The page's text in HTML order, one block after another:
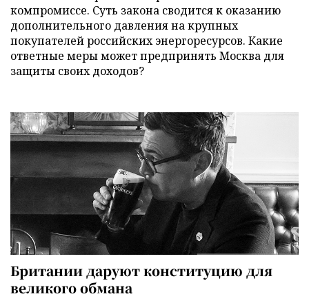
компромиссе. Суть закона сводится к оказанию
дополнительного давления на крупных
покупателей российских энергоресурсов. Какие
ответные меры может предпринять Москва для
защиты своих доходов?
Британии даруют конституцию для
великого обмана